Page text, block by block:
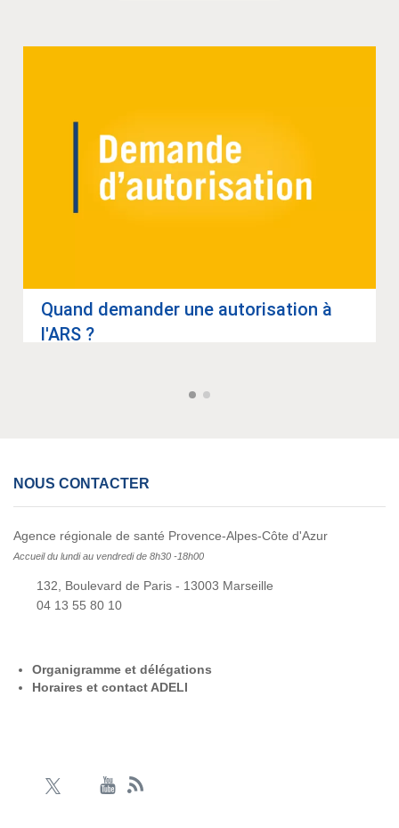
Quand deman­der une auto­ri­sa­tion à
l'ARS ?
NOUS CONTACTER
Agence régionale de santé Provence-Alpes-Côte d'Azur
Accueil du lundi au vendredi de 8h30 -18h00
132, Boulevard de Paris - 13003 Marseille
04 13 55 80 10
Organigramme et délégations
Horaires et contact ADELI